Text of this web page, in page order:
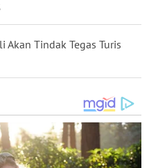
Akan Tindak Tegas Turis